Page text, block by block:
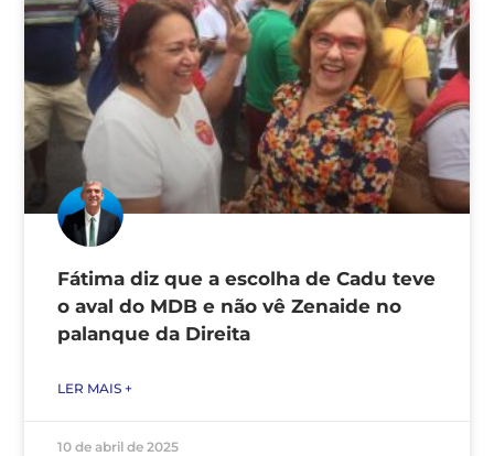
Fátima diz que a escolha de Cadu teve
o aval do MDB e não vê Zenaide no
palanque da Direita
LER MAIS +
10 de abril de 2025